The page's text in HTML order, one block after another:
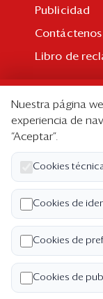
Publicidad
Contáctenos
Libro de
Suscripción
Paquetes
Edición
Nosotros
Quiénes
Código de
Términos y
Nuestra página
experiencia de
“Aceptar”.
Cookies
Cookies de
Cookies de
Cookies de